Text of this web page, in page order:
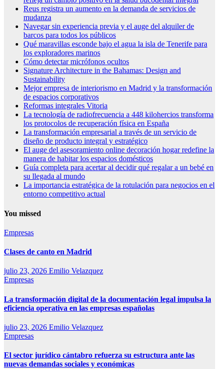
Reus registra un aumento en la demanda de servicios de
mudanza
Navegar sin experiencia previa y el auge del alquiler de
barcos para todos los públicos
Qué maravillas esconde bajo el agua la isla de Tenerife para
los exploradores marinos
Cómo detectar micrófonos ocultos
Signature Architecture in the Bahamas: Design and
Sustainability
Mejor empresa de interiorismo en Madrid y la transformación
de espacios corporativos
Reformas integrales Vitoria
La tecnología de radiofrecuencia a 448 kilohercios transforma
los protocolos de recuperación física en España
La transformación empresarial a través de un servicio de
diseño de producto integral y estratégico
El auge del asesoramiento online decoración hogar redefine la
manera de habitar los espacios domésticos
Guía completa para acertar al decidir qué regalar a un bebé en
su llegada al mundo
La importancia estratégica de la rotulación para negocios en el
entorno competitivo actual
You missed
Empresas
Clases de canto en Madrid
julio 23, 2026 Emilio Velazquez
Empresas
La transformación digital de la documentación legal impulsa la
eficiencia operativa en las empresas españolas
julio 23, 2026 Emilio Velazquez
Empresas
El sector jurídico cántabro refuerza su estructura ante las
nuevas demandas sociales y económicas